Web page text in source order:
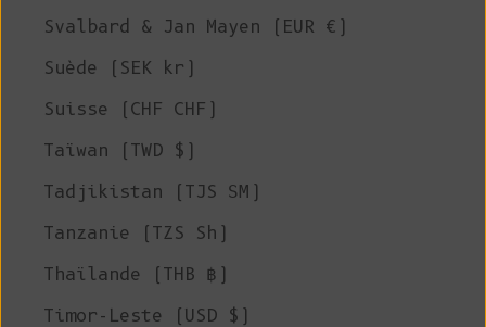
Svalbard & Jan Mayen (EUR €)
Suède (SEK kr)
Suisse (CHF CHF)
Taïwan (TWD $)
Tadjikistan (TJS ЅМ)
Tanzanie (TZS Sh)
Thaïlande (THB ฿)
Timor-Leste (USD $)